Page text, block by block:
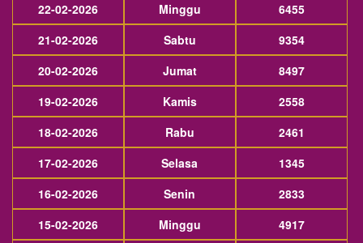
22-02-2026
Minggu
6455
21-02-2026
Sabtu
9354
20-02-2026
Jumat
8497
19-02-2026
Kamis
2558
18-02-2026
Rabu
2461
17-02-2026
Selasa
1345
16-02-2026
Senin
2833
15-02-2026
Minggu 4917